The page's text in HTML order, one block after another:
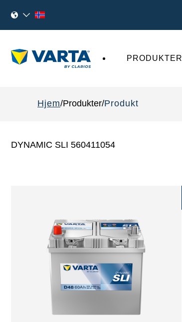
PRODUKTER
Hjem Produkter Produkt
DYNAMIC SLI 560411054